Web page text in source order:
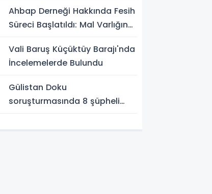
Ahbap Derneği Hakkında Fesih
Süreci Başlatıldı: Mal Varlığına
Vali Baruş Küçüktüy Barajı'nda
İncelemelerde Bulundu
Gülistan Doku
soruşturmasında 8 şüpheli